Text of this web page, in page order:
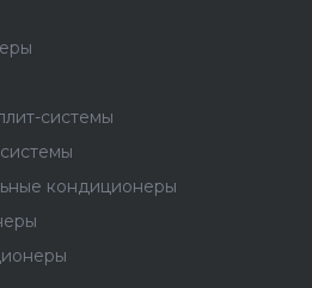
системы
кондиционеры